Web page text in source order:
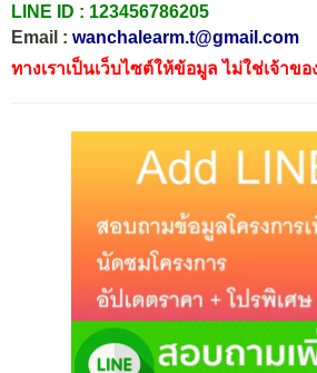
LINE ID : 123456786205
Email : wanchalearm.t@gmail.com
ทางเราเป็นเว็บไซต์ให้ข้อมูล ไม่ใช่เจ้าข